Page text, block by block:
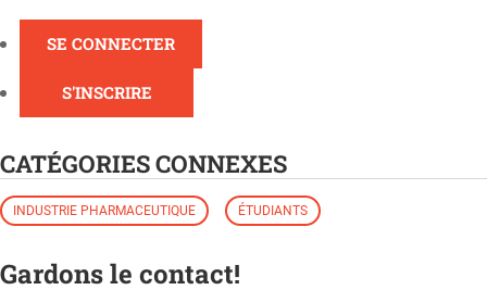
SE CONNECTER
S'INSCRIRE
CATÉGORIES CONNEXES
INDUSTRIE PHARMACEUTIQUE ÉTUDIANTS
Gardons le contact!